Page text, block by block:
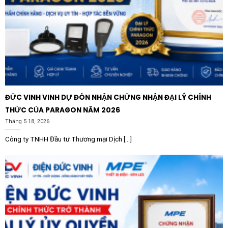
chịu thời tiết. LEDVANCE đã trang bị cho sản phẩm
những tiêu chuẩn bảo vệ cao cấp nhất để đảm bảo
hoạt động ổn định dưới mọi điều kiện thời tiết tại Việt
Nam.
Tiêu chuẩn IP65:
Khả năng chống bụi tuyệt đối và
chống lại các tia nước mạnh từ mọi hướng, giúp đèn
vận hành an toàn ngay cả khi trời mưa bão.
Chất liệu cao cấp:Thân đèn được làm từ nhôm đúc
áp lực cao sơn tĩnh điện, giúp tản nhiệt tối ưu và
chống ăn mòn hiệu quả. Mặt kính cường lực bảo vệ
chip LED khỏi các va đập cơ học (tiêu chuẩn
Dải nhiệt độ hoạt động rộng:Đèn có thể hoạt động
ổn định trong dải nhiệt độ từ -20°C đến +40°C, đảm
bảo hiệu suất chiếu sáng không bị suy giảm theo
thời gian.
ĐỨC VINH VINH DỰ ĐÓN NHẬN CHỨNG NHẬN ĐẠI LÝ CHÍNH
THỨC CỦA PARAGON NĂM 2026
Tháng 5 18, 2026
Công ty TNHH Đầu tư Thương mại Dịch [...]